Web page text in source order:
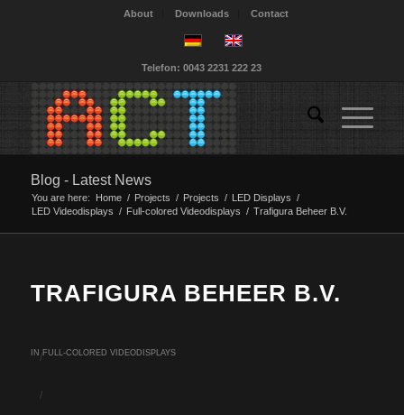
About Downloads Contact
Telefon: 0043 2231 222 23
Blog - Latest News
You are here: Home / Projects / Projects / LED Displays /
LED Videodisplays / Full-colored Videodisplays / Trafigura Beheer B.V.
TRAFIGURA BEHEER B.V.
/
INFULL-COLORED VIDEODISPLAYS
/